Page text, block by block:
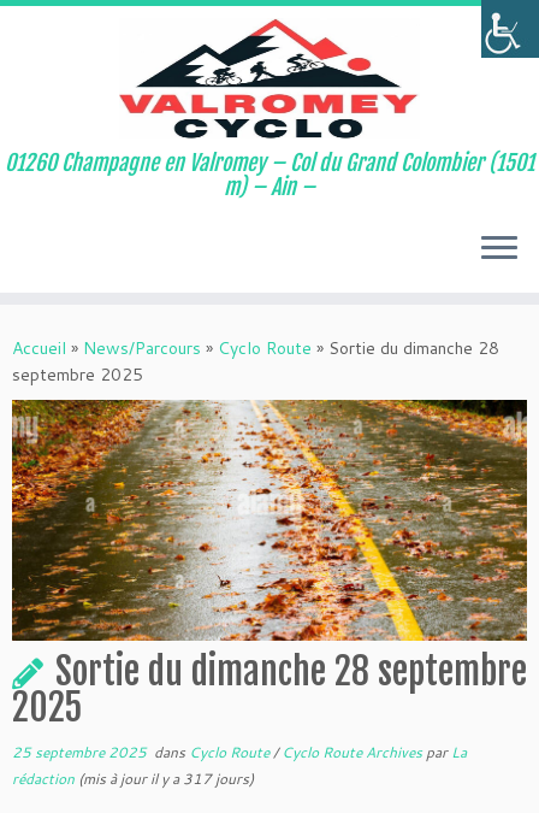
au
contenu
01260 Champagne en Valromey – Col du Grand Colombier (1501
m) – Ain –
Accueil » News/Parcours » Cyclo Route » Sortie du dimanche 28
septembre 2025
Sortie du dimanche 28 septembre
2025
25 septembre 2025dans Cyclo Route/Cyclo Route ArchivesparLa
rédaction (mis à jour il y a 317 jours)